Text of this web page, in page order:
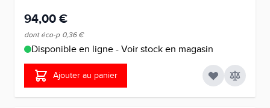
94,00 €
dont éco-p 0,36 €
Disponible en ligne - Voir stock en magasin
Ajouter au panier